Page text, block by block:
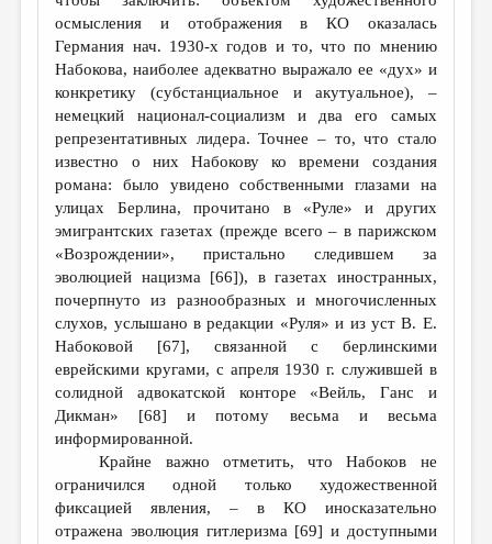
осмысления и отображения в КО оказалась
Германия нач. 1930-х годов и то, что по мнению
Набокова, наиболее адекватно выражало ее «дух» и
конкретику (субстанциальное и акутуальное), –
немецкий национал-социализм и два его самых
репрезентативных лидера. Точнее – то, что стало
известно о них Набокову ко времени создания
романа: было увидено собственными глазами на
улицах Берлина, прочитано в «Руле» и других
эмигрантских газетах (прежде всего – в парижском
«Возрождении», пристально следившем за
эволюцией нацизма [66]), в газетах иностранных,
почерпнуто из разнообразных и многочисленных
слухов, услышано в редакции «Руля» и из уст В. Е.
Набоковой [67], связанной с берлинскими
еврейскими кругами, с апреля 1930 г. служившей в
солидной адвокатской конторе «Вейль, Ганс и
Дикман» [68] и потому весьма и весьма
информированной.
Крайне важно отметить, что Набоков не
ограничился одной только художественной
фиксацией явления, – в КО иносказательно
отражена эволюция гитлеризма [69] и доступными